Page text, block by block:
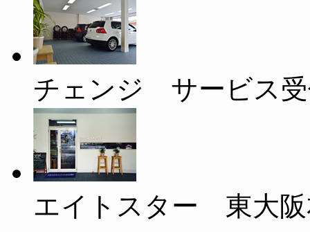
チェンジ サービス
エイトスター 東大阪